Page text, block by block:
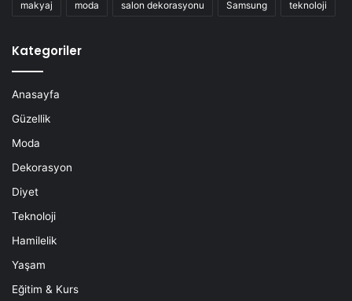
makyaj moda salon dekorasyonu Samsung teknoloji
Kategoriler
Anasayfa
Güzellik
Moda
Dekorasyon
Diyet
Teknoloji
Hamilelik
Yaşam
Eğitim & Kurs